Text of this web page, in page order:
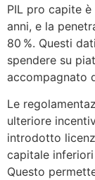
PIL pro capite
anni, e la
80 %. Questi
spendere su
accompagnato
Le
ulteriore
introdotto
capitale
Questo